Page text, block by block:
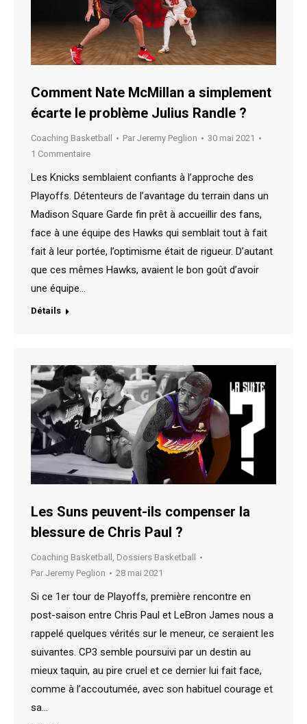
Comment Nate McMillan a simplement
écarte le problème Julius Randle ?
Coaching Basketball Par Jeremy Peglion
30 mai 2021
1 Commentaire
Les Knicks semblaient confiants à l’approche des
Playoffs. Détenteurs de l’avantage du terrain dans un
Madison Square Garde fin prêt à accueillir des fans,
face à une équipe des Hawks qui semblait tout à fait
fait à leur portée, l’optimisme était de rigueur. D’autant
que ces mêmes Hawks, avaient le bon goût d’avoir
une équipe…
Détails
Les Suns peuvent-ils compenser la
blessure de Chris Paul ?
Coaching Basketball , Dossiers Basketball
Par Jeremy Peglion 28 mai 2021
Si ce 1er tour de Playoffs, première rencontre en
post-saison entre Chris Paul et LeBron James nous a
rappelé quelques vérités sur le meneur, ce seraient les
suivantes. CP3 semble poursuivi par un destin au
mieux taquin, au pire cruel et ce dernier lui fait face,
comme à l’accoutumée, avec son habituel courage et
sa…